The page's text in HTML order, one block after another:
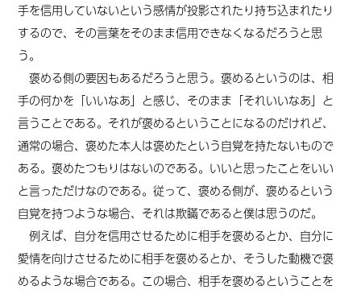
手を信用していないという感情が投影されたり持ち込まれたり
するので、その言葉をそのまま信用できなくなるだろうと思
う。
褒める側の要因もあるだろうと思う。褒めるというのは、相
手の何かを「いいなあ」と感じ、そのまま「それいいなあ」と
言うことである。それが褒めるということになるのだけれど、
通常の場合、褒めた本人は褒めたという自覚を持たないもので
ある。褒めたつもりはないのである。いいと思ったことをいい
と言っただけなのである。従って、褒める側が、褒めるという
自覚を持つような場合、それは欺瞞であると僕は思うのだ。
例えば、自分を信用させるために相手を褒めるとか、自分に
愛情を向けさせるために相手を褒めるとか、そうした動機で褒
めるような場合である。この場合、相手を褒めるということを